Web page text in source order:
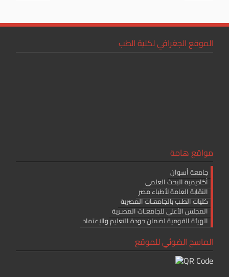
الموقع الجغرافي لكلية الطب
مواقع هامة
جامعة أسوان
أكاديمية البحث العلمى
النقابة العامة لأطباء مصر
كليات الطـب بالجامعـات المصرية
المجلس الأعلى للجامعـات المصـرية
الهيئة القومية لضمان جودة التعليم والإعتماد
الماسح الضوئي للموقع